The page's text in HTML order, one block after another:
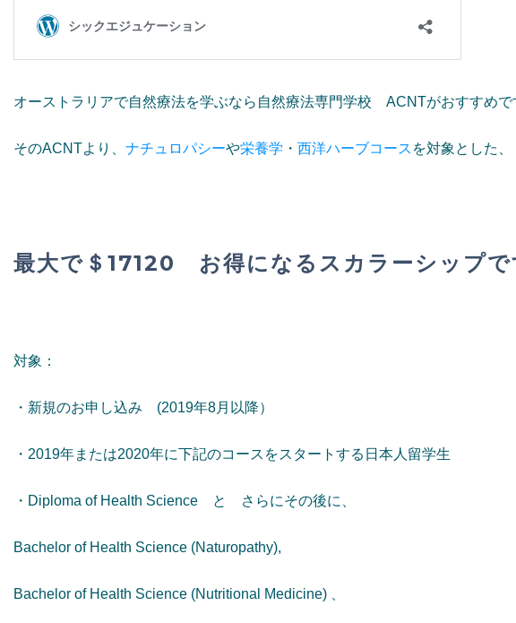
オーストラリアで自然療法を学ぶなら自然療法専門学校 ACNTがおすすめで
そのACNTより、 ナチュロパシーや栄養学 ・ 西洋ハーブコース を対象とした
最大で＄17120 お得になるスカラーシップで
対象：
・新規のお申し込み (2019年8月以降）
・2019年または2020年に下記のコースをスタートする日本人留学生
・Diploma of Health Science と さらにその後に、
Bachelor of Health Science (Naturopathy),
Bachelor of Health Science (Nutritional Medicine) 、